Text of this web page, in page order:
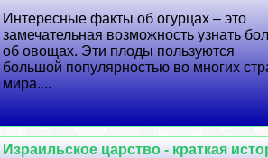
Интересные факты об огурцах – это
замечательная возможность узнать
об овощах. Эти плоды пользуются
большой популярностью во многих
мира....
Израильское царство - краткая